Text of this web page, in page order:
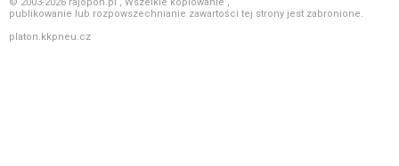
publikowanie lub rozpowszechnianie zawartości tej strony jest zabronione.
platon.kkpneu.cz